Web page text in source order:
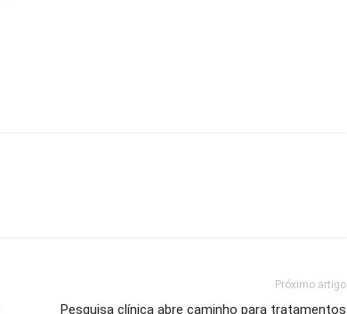
Próximo artigo
Pesquisa clínica abre caminho para tratamentos